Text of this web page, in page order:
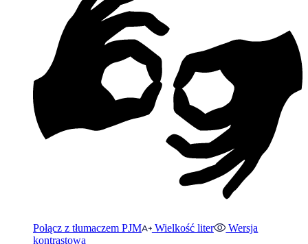
Połącz z tłumaczem PJM Wielkość liter
Wersja
kontrastowa